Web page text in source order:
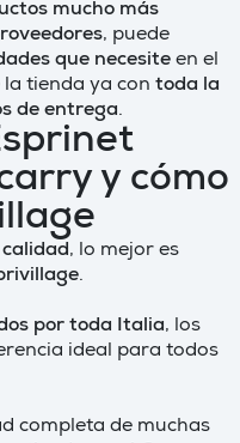
mucho más
, puede
que necesite en el
tienda ya con toda la
de entrega.
y cómo
calidad, lo mejor es
.
por toda Italia, los
ideal para todos
completa de muchas